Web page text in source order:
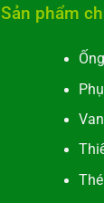
Sản phẩm